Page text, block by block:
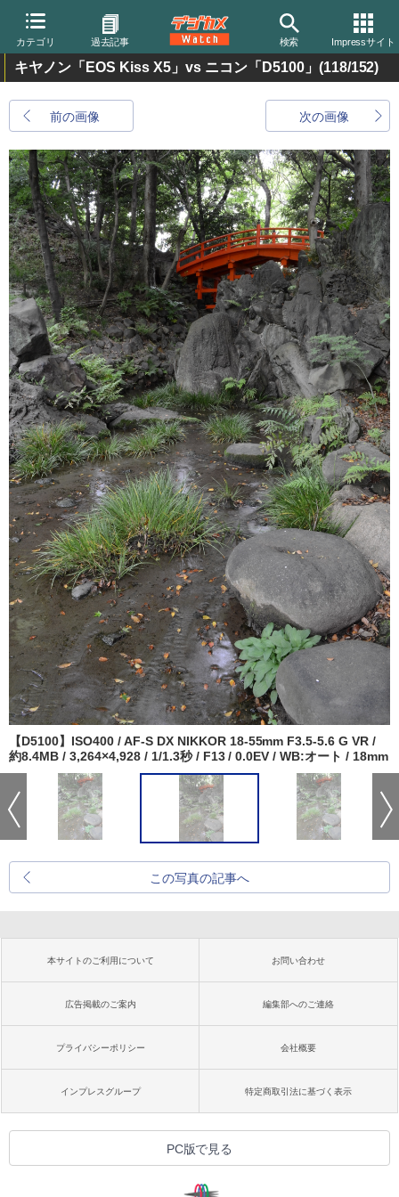
カテゴリ 過去記事 検索 Impressサイト
キヤノン「EOS Kiss X5」vs ニコン「D5100」 (118/152)
前の画像 次の画像
【D5100】ISO400 / AF-S DX NIKKOR 18-55mm F3.5-5.6 G VR /
約8.4MB / 3,264×4,928 / 1/1.3秒 / F13 / 0.0EV / WB:オート / 18mm
この写真の記事へ
本サイトのご利用について お問い合わせ
広告掲載のご案内 編集部へのご連絡
プライバシーポリシー 会社概要
インプレスグループ 特定商取引法に基づく表示
PC版で見る